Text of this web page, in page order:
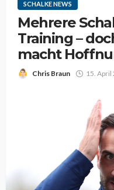
SCHALKE NEWS
Mehrere
Training –
macht
Chris Braun 15. April